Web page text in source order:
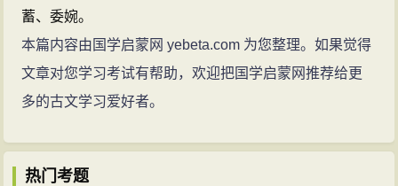
蓄、委婉。
本篇内容由国学启蒙网 yebeta.com 为您整理。如果觉得
文章对您学习考试有帮助，欢迎把国学启蒙网推荐给更
多的古文学习爱好者。
热门考题